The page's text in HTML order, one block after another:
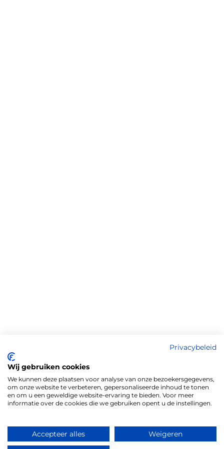
Privacybeleid
Wij gebruiken cookies
We kunnen deze plaatsen voor analyse van onze bezoekersgegevens,
om onze website te verbeteren, gepersonaliseerde inhoud te tonen
en om u een geweldige website-ervaring te bieden. Voor meer
informatie over de cookies die we gebruiken opent u de instellingen.
Accepteer alles Weigeren